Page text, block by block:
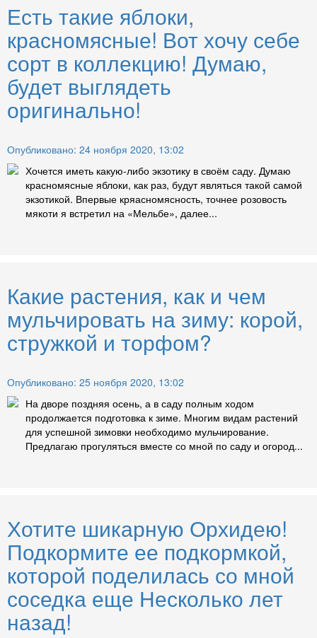
Есть такие яблоки,
красномясные! Вот хочу себе
сорт в коллекцию! Думаю,
будет выглядеть
оригинально!
Опубликовано: 24 ноября 2020, 13:02
Хочется иметь какую-либо экзотику в своём саду. Думаю
красномясные яблоки, как раз, будут являться такой самой
экзотикой. Впервые кряасномясность, точнее розовость
мякоти я встретил на «Мельбе», далее...
Какие растения, как и чем
мульчировать на зиму: корой,
стружкой и торфом?
Опубликовано: 25 ноября 2020, 13:02
На дворе поздняя осень, а в саду полным ходом
продолжается подготовка к зиме. Многим видам растений
для успешной зимовки необходимо мульчирование.
Предлагаю прогуляться вместе со мной по саду и огород...
Хотите шикарную Орхидею!
Подкормите ее подкормкой,
которой поделилась со мной
соседка еще Несколько лет
назад!